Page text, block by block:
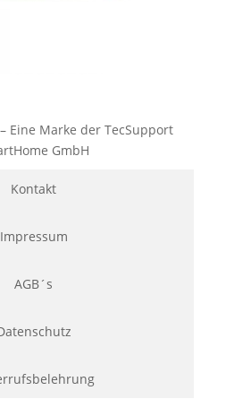
Eine Marke der TecSupport
GmbH
Kontakt
Impressum
AGB´s